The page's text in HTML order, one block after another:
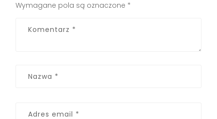
Wymagane pola są oznaczone *